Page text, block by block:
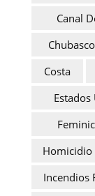
Canal
Costa
Homicidio
Incendios